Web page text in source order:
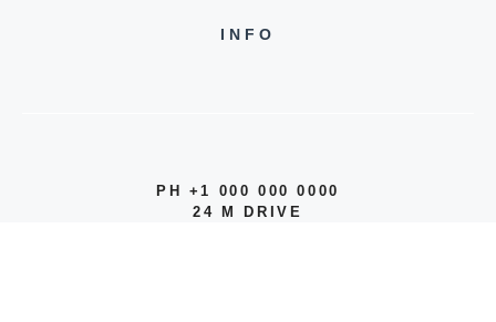
INFO
PH +1 000 000 0000
24 M DRIVE